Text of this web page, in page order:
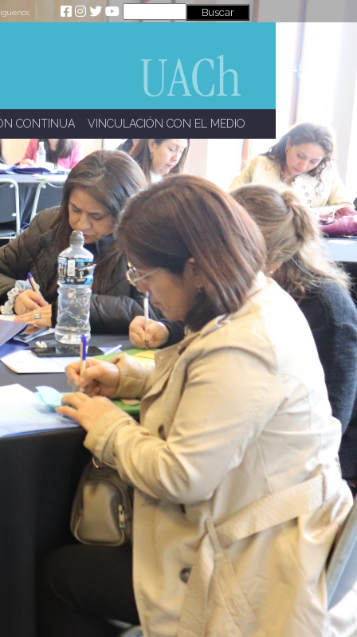
CONTINUA VINCULACIÓN CON EL MEDIO